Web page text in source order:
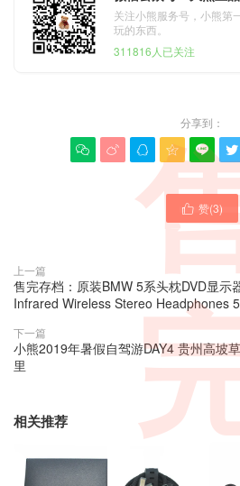
关注小熊服务号，小熊第
玩的东西。
311816人已关注
分享到：
     
 赞(3)
上一篇
售完存档：原装BMW 5系头枕DVD显示
Infrared Wireless Stereo Headphones
下一篇
小熊2019年暑假自驾游DAY4 贵州高坡
里
相关推荐